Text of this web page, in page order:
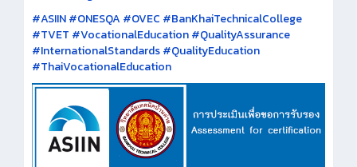
#ASIIN #ONESQA #OVEC #BanKhaiTechnicalCollege
#TVET #VocationalEducation #QualityAssurance
#InternationalStandards #QualityEducation
#ThaiVocationalEducation